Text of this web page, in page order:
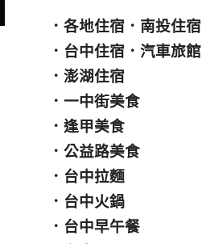
．各地住宿 ． 南投住宿
． 台中住宿 ．汽車旅館
．澎湖住宿
．一中街美食
．逢甲美食
．公益路美食
． 台中拉麵
． 台中火鍋
． 台中早午餐